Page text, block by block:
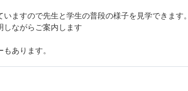
ますので先生と学生の普段の様子を見学できます。
しながらご案内します
あります。